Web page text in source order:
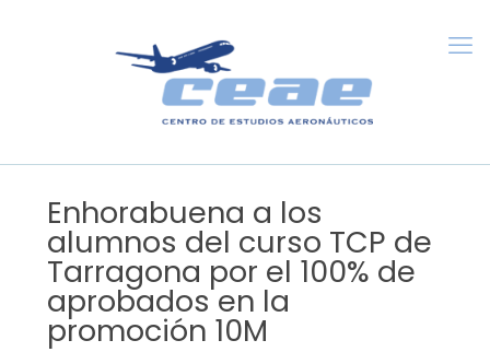
Enhorabuena a los
alumnos del curso TCP de
Tarragona por el 100% de
aprobados en la
promoción 10M